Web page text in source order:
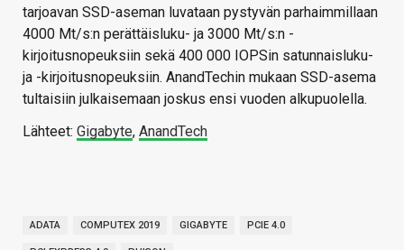
tarjoavan SSD-aseman luvataan pystyvän parhaimmillaan
4000 Mt/s:n perättäisluku- ja 3000 Mt/s:n -
kirjoitusnopeuksiin sekä 400 000 IOPSin satunnaisluku-
ja -kirjoitusnopeuksiin. AnandTechin mukaan SSD-asema
tultaisiin julkaisemaan joskus ensi vuoden alkupuolella.
Lähteet: Gigabyte, AnandTech
ADATA COMPUTEX 2019 GIGABYTE PCIE 4.0